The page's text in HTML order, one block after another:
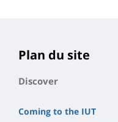
Plan du site
Discover
Coming to the IUT